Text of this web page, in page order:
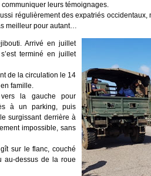
leurs témoignages.
régulièrement des expatriés
meilleur pour autant…
Arrivé en juillet
terminé en juillet
de la circulation le 14
famille.
la gauche pour
à un parking, puis
surgissant derrière à
impossible, sans
sur le flanc, couché
au-dessus de la roue